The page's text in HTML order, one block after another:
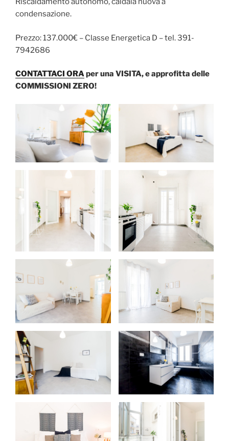
condensazione.
Prezzo: 137.000€ – Classe Energetica D – tel. 391-
7942686
CONTATTACI ORAper una VISITA, e approfitta delle
COMMISSIONI ZERO!